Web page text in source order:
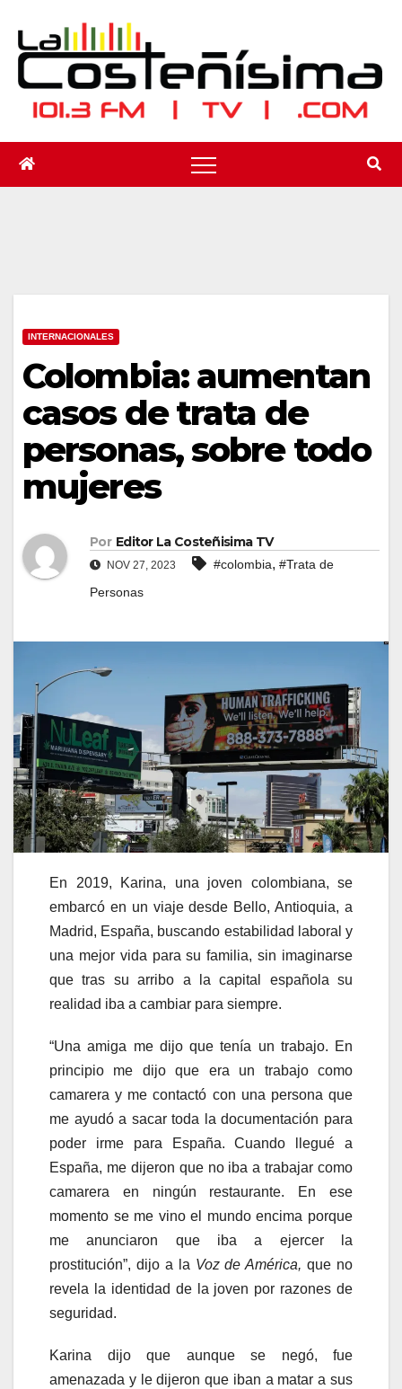
contenido
INTERNACIONALES
Colombia: aumentan
casos de trata de
personas, sobre todo
mujeres
Por Editor La Costeñisima TV
NOV 27, 2023 #colombia, #Trata de
Personas
En 2019, Karina, una joven colombiana, se
embarcó en un viaje desde Bello, Antioquia, a
Madrid, España, buscando estabilidad laboral y
una mejor vida para su familia, sin imaginarse
que tras su arribo a la capital española su
realidad iba a cambiar para siempre.
“Una amiga me dijo que tenía un trabajo. En
principio me dijo que era un trabajo como
camarera y me contactó con una persona que
me ayudó a sacar toda la documentación para
poder irme para España. Cuando llegué a
España, me dijeron que no iba a trabajar como
camarera en ningún restaurante. En ese
momento se me vino el mundo encima porque
me anunciaron que iba a ejercer la
prostitución”, dijo a la Voz de América, que no
revela la identidad de la joven por razones de
seguridad.
Karina dijo que aunque se negó, fue
amenazada y le dijeron que iban a matar a sus